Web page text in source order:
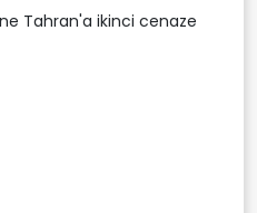
Tahran'a ikinci cenaze